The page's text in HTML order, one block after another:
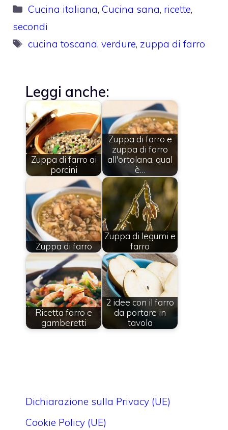
Categorie
Cucina italiana,Cucina sana, ricette,
secondi
Tag
cucina toscana,verdure, zuppa di farro
Leggi anche:
Zuppa di farro ai
porcini
Zuppa di farro e
zuppa di farro
all'ortolana, qual
è…
Zuppa di farro
Zuppa di legumi e
farro
Ricetta farro e
gamberetti
2 idee con il farro
da portare in
tavola
Dichiarazione sulla Privacy (UE)
Cookie Policy (UE)